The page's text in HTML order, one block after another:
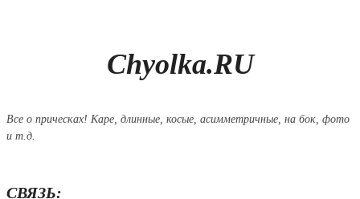
Chyolka.RU
Все о прическах! Каре, длинные, косые, асимметричные, на бок, фото
и т.д.
СВЯЗЬ: